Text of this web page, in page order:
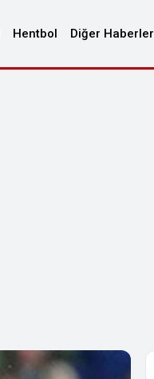
Hentbol Diğer Haberler